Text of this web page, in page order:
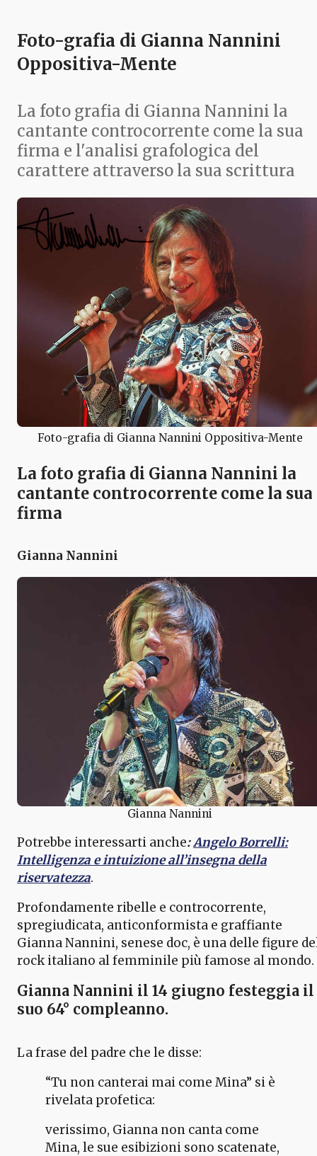
Foto-grafia di Gianna Nannini
Oppositiva-Mente
La foto grafia di Gianna Nannini la
cantante controcorrente come la sua
firma e l'analisi grafologica del
carattere attraverso la sua scrittura
Foto-grafia di Gianna Nannini Oppositiva-Mente
La foto grafia di Gianna Nannini la
cantante controcorrente come la sua
firma
Gianna Nannini
Gianna Nannini
Potrebbe interessarti anche:Angelo Borrelli:
Intelligenza e intuizione all’insegna della
riservatezza.
Profondamente ribelle e controcorrente,
spregiudicata, anticonformista e graffiante
Gianna Nannini, senese doc, è una delle figure
rock italiano al femminile più famose al mondo.
Gianna Nannini il 14 giugno festeggia il
suo 64° compleanno.
La frase del padre che le disse:
“Tu non canterai mai come Mina” si è
rivelata profetica:
verissimo, Gianna non canta come
Mina, le sue esibizioni sono scatenate,